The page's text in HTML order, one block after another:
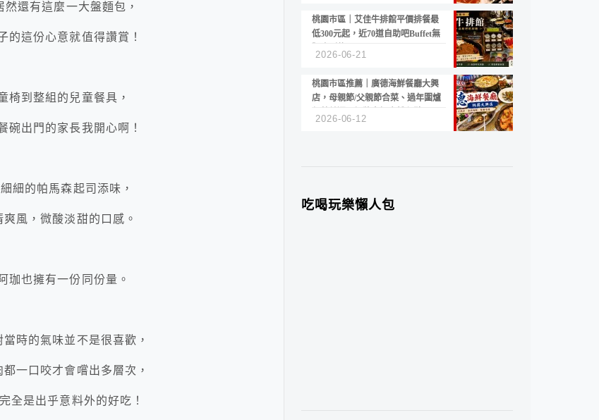
還有這麼一大盤麵包，
的這份心意就值得讚賞！
椅到整組的兒童餐具，
碗出門的家長我開心啊！
細的帕馬森起司添味，
風，微酸淡甜的口感。
珈也擁有一份同份量。
時的氣味並不是很喜歡，
一口咬才會嚐出多層次，
全是出乎意料外的好吃！
桃園市區｜艾佳牛排館平價排餐最
低300元起，近70道自助吧Buffet無
2026-06-21
桃園市區推薦｜廣德海鮮餐廳大興
店，母親節/父親節合菜、過年圍爐
2026-06-12
吃喝玩樂懶人包